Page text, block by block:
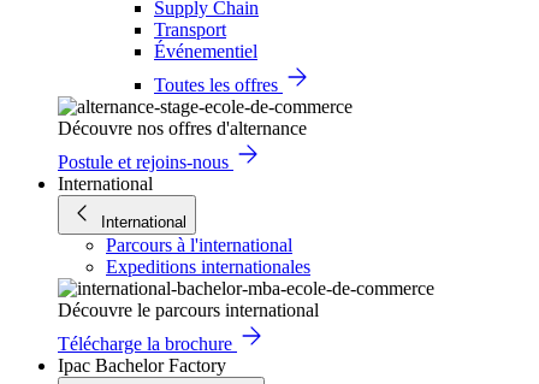
Supply Chain
Transport
Événementiel
Toutes les offres
Découvre nos offres d'alternance
Postule et rejoins-nous
International
International
Parcours à l'international
Expeditions internationales
Découvre le parcours international
Télécharge la brochure
Ipac Bachelor Factory